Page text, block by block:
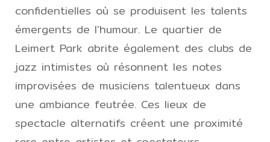
confidentielles où se produisent les talents
émergents de l'humour. Le quartier de
Leimert Park abrite également des clubs de
jazz intimistes où résonnent les notes
improvisées de musiciens talentueux dans
une ambiance feutrée. Ces lieux de
spectacle alternatifs créent une proximité